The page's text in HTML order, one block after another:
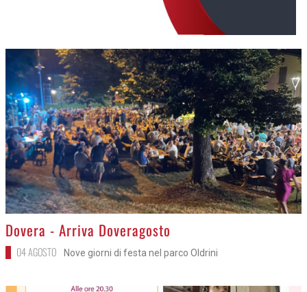
>
Dovera - Arriva Doveragosto
04 AGOSTO Nove giorni di festa nel parco Oldrini